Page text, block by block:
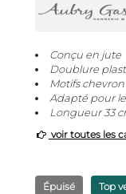
Conçu en jute
Doublure
Motifs
Adapté pour
Longueur 33
voir toutes les
Épuisé Top